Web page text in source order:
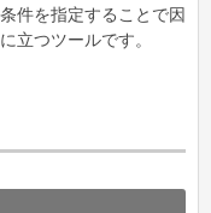
件を指定することで因
立つツールです。